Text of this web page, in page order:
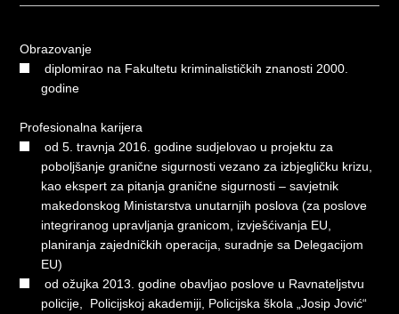
Obrazovanje
diplomirao na Fakultetu kriminalističkih znanosti 2000.
godine
Profesionalna karijera
od 5. travnja 2016. godine sudjelovao u projektu za
poboljšanje granične sigurnosti vezano za izbjegličku krizu,
kao ekspert za pitanja granične sigurnosti – savjetnik
makedonskog Ministarstva unutarnjih poslova (za poslove
integriranog upravljanja granicom, izvješćivanja EU,
planiranja zajedničkih operacija, suradnje sa Delegacijom
EU)
od ožujka 2013. godine obavljao poslove u Ravnateljstvu
policije, Policijskoj akademiji, Policijska škola „Josip Jović“